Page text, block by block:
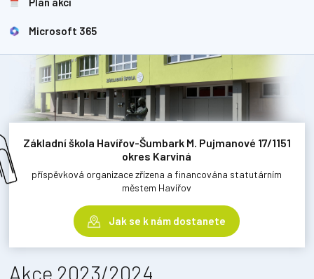
Microsoft 365
Základní škola Havířov-Šumbark M. Pujmanové 17/1151
okres Karviná
příspěvková organizace zřízena a financována statutárním
městem Havířov
Jak se k nám dostanete
Akce 2023/2024